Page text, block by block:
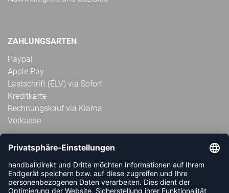
ZAHLUNGSARTEN
Paypal
Apple Pay
Lastschrift (ELV) via Sofort
Kreditkarte
Rechnungskauf via Klarna
Vorkasse
ABONNIERE JETZT DEN KOSTENLOSEN
HANDBALLDIREKT-NEWSLETTER UND VERPASSE KEINE
NEUIGKEIT ODER AKTION MEHR.